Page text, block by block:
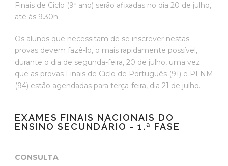
Finais de Ciclo (9º ano) serão afixadas no dia 20 de julho,
até às 9.30h.
Os alunos que necessitam de se inscrever nestas
provas devem fazê-lo, o mais rapidamente possível,
durante o dia de segunda-feira, 20 de julho, uma vez
que as provas Finais de Ciclo de Português (91) e PLNM
(94) estão agendadas para terça-feira, dia 21 de julho.
EXAMES FINAIS NACIONAIS DO
ENSINO SECUNDÁRIO - 1.ª FASE
CONSULTA